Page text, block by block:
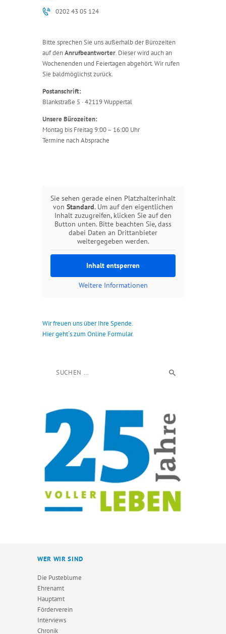
0202 43 05 124
Bitte sprechen Sie uns außerhalb der Bürozeiten
auf denAnrufbeantworter. Dieser wird auch an
Wochenenden und Feiertagen abgehört. Wir rufen
Sie baldmöglichst zurück.
Postanschrift:
Blankstraße 5 · 42119 Wuppertal
Unsere Bürozeiten:
Montag bis Freitag 9:00 – 16:00 Uhr
Termine nach Absprache
Sie sehen gerade einen Platzhalterinhalt
von Standard. Um auf den eigentlichen
Inhalt zuzugreifen, klicken Sie auf den
Button unten. Bitte beachten Sie, dass
dabei Daten an Drittanbieter
weitergegeben werden.
Inhalt entsperren
Weitere Informationen
Wir freuen uns über Ihre Spende.
Hier geht´s zum Online Formular.
WER WIR SIND
Die Pusteblume
Ehrenamt
Hauptamt
Förderverein
Interviews
Chronik